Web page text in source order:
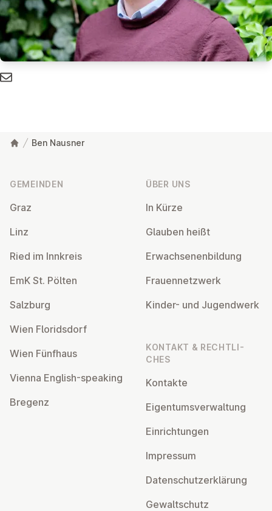
Ben Nausner
GEMEINDEN
Graz
Linz
Ried im Innkreis
EmK St. Pölten
Salzburg
Wien Flo­rids­dorf
Wien Fünfhaus
Vienna English-speaking
Bregenz
ÜBER UNS
In Kürze
Glauben heißt
Er­wach­se­nen­bil­dung
Frau­en­netz­werk
Kinder- und Ju­gend­werk
KONTAKT & RECHT­LI­
CHES
Kontakte
Ei­gen­tums­ver­wal­tung
Ein­rich­tun­gen
Impressum
Da­ten­schutz­er­klä­rung
Ge­walt­schutz